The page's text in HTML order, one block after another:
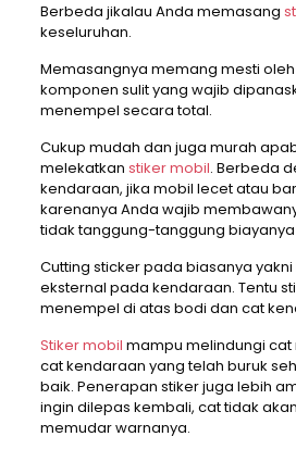
Berbeda jikalau Anda memasang
keseluruhan.
Memasangnya memang mesti
komponen sulit yang wajib
menempel secara total.
Cukup mudah dan juga murah
melekatkan stiker mobil. Berbeda
kendaraan, jika mobil lecet atau
karenanya Anda wajib
tidak tanggung-tanggung
Cutting sticker pada biasanya
eksternal pada kendaraan. Tentu
menempel di atas bodi dan cat
Stiker mobil mampu melindungi
cat kendaraan yang telah buruk
baik. Penerapan stiker juga lebih
ingin dilepas kembali, cat tidak
memudar warnanya.